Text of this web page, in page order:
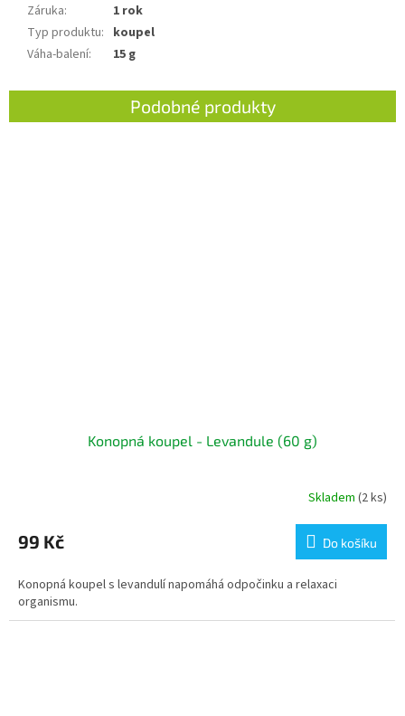
Záruka:
1 rok
Typ produktu: koupel
Váha-balení: 15 g
Konopná koupel - Levandule (60 g)
Skladem (2 ks)
99 Kč Do košíku
Konopná koupel s levandulí napomáhá odpočinku a relaxaci
organismu.